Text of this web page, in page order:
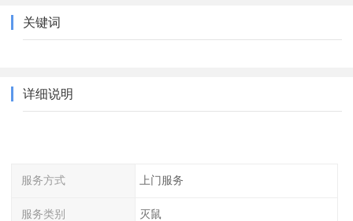
关键词
详细说明
服务方式 上门服务
服务类别 灭鼠